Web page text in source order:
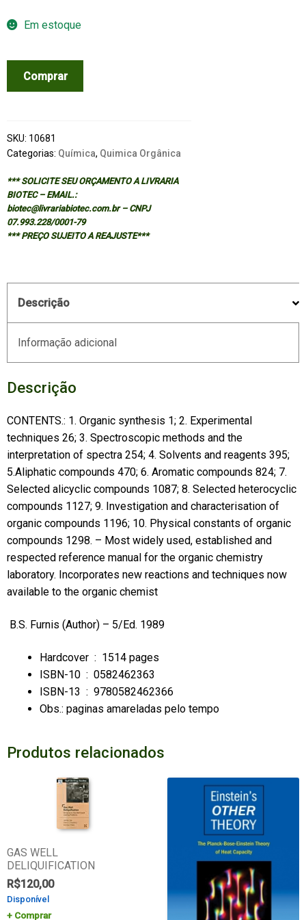
Em estoque
PRACTICAL
ORGANIC
quantidade
Comprar
SKU: 10681
Categorias: Química, Quimica Orgânica
*** SOLICITE SEU ORÇAMENTO A LIVRARIA
BIOTEC – EMAIL.:
biotec@livrariabiotec.com.br – CNPJ
07.993.228/0001-79
*** PREÇO SUJEITO A REAJUSTE***
Descrição
Informação adicional
Descrição
CONTENTS.: 1. Organic synthesis 1; 2. Experimental
techniques 26; 3. Spectroscopic methods and the
interpretation of spectra 254; 4. Solvents and reagents 395;
5.Aliphatic compounds 470; 6. Aromatic compounds 824; 7.
Selected alicyclic compounds 1087; 8. Selected heterocyclic
compounds 1127; 9. Investigation and characterisation of
organic compounds 1196; 10. Physical constants of organic
compounds 1298. – Most widely used, established and
respected reference manual for the organic chemistry
laboratory. Incorporates new reactions and techniques now
available to the organic chemist
B.S. Furnis (Author) – 5/Ed. 1989
Hardcover ‏ : ‎ 1514 pages
ISBN-10 ‏ : ‎ 0582462363
ISBN-13 ‏ : ‎ 9780582462366
Obs.: paginas amareladas pelo tempo
Produtos relacionados
GAS WELL
DELIQUIFICATION
R$120,00
Disponível
Comprar